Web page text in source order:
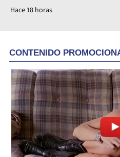
Hace 18 horas